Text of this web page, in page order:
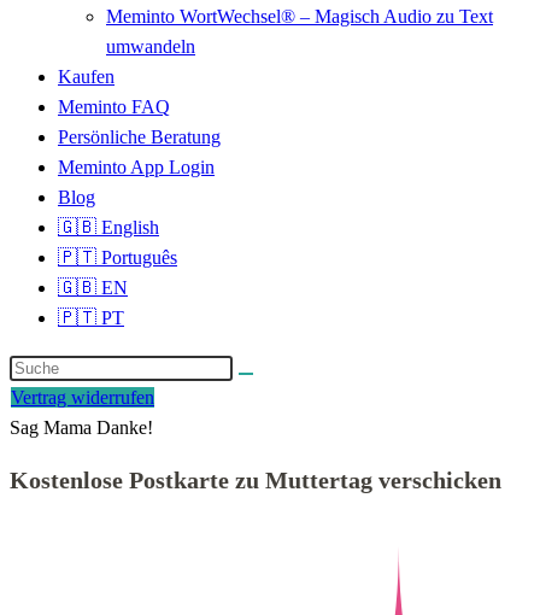
Meminto WortWechsel® – Magisch Audio zu Text
umwandeln
Kaufen
Meminto FAQ
Persönliche Beratung
Meminto App Login
Blog
🇬🇧 English
🇵🇹 Português
🇬🇧 EN
🇵🇹 PT
Vertrag widerrufen
Sag Mama Danke!
Kostenlose Postkarte zu Muttertag verschicken